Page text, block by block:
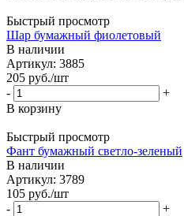
Быстрый просмотр
Шар бумажный фиолетовый
В наличии
Артикул: 3885
205 руб./шт
-
+
В корзину
Быстрый просмотр
Фант бумажный светло-зеленый
В наличии
Артикул: 3789
105 руб./шт
-
+